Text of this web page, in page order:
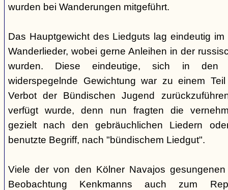
wurden bei Wanderungen mitgeführt.
Das Hauptgewicht des Liedguts lag eindeutig
Wanderlieder, wobei gerne Anleihen in der
wurden. Diese eindeutige, sich in den
widerspegelnde Gewichtung war zu einem
Verbot der Bündischen Jugend
verfügt wurde, denn nun fragten die
gezielt nach den gebräuchlichen Liedern
benutzte Begriff, nach "bündischem Liedgut".
Viele der von den Kölner Navajos
Beobachtung Kenkmanns auch zum